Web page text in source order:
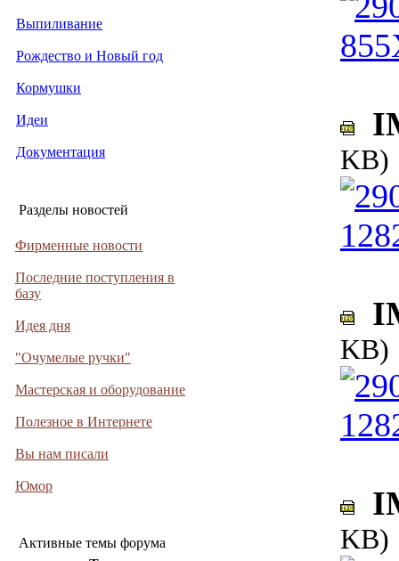
Выпиливание
Рождество и Новый год
Кормушки
Идеи
Документация
Разделы новостей
Фирменные новости
Последние поступления в
базу
Идея дня
"Очумелые ручки"
Мастерская и оборудование
Полезное в Интернете
Вы нам писали
Юмор
Активные темы форума
KB)
KB)
KB)